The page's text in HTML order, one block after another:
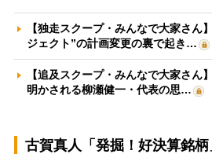
【独走スクープ・みんなで大家さん
ジェクト”の計画変更の裏で起き…
【追及スクープ・みんなで大家さん
明かされる柳瀬健一・代表の思…
古賀真人「発掘！好決算銘柄